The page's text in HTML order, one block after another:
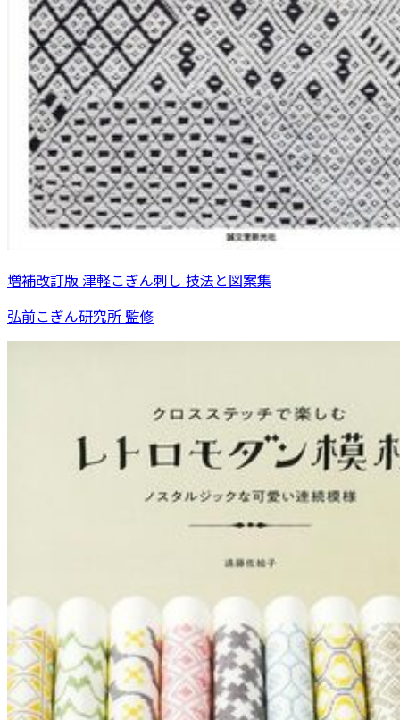
増補改訂版 津軽こぎん刺し 技法と図案集
弘前こぎん研究所 監修